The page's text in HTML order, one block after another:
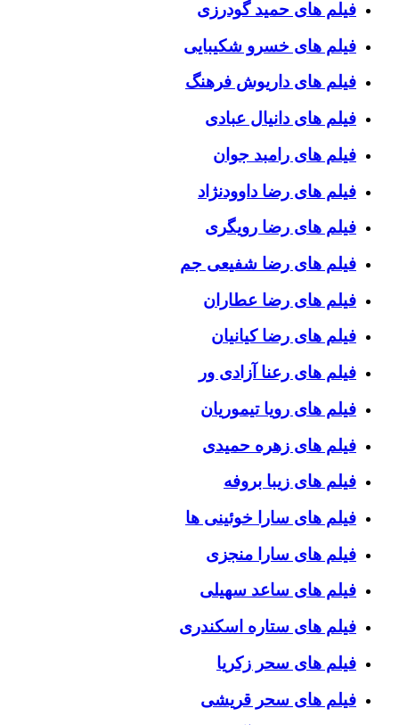
فیلم های حمید گودرزی
فیلم های خسرو شکیبایی
فیلم های داریوش فرهنگ
فیلم های دانیال عبادی
فیلم های رامبد جوان
فیلم های رضا داوودنژاد
فیلم های رضا رویگری
فیلم های رضا شفیعی جم
فیلم های رضا عطاران
فیلم های رضا کیانیان
فیلم های رعنا آزادی ور
فیلم های رویا تیموریان
فیلم های زهره حمیدی
فیلم های زیبا بروفه
فیلم های سارا خوئینی ها
فیلم های سارا منجزی
فیلم های ساعد سهیلی
فیلم های ستاره اسکندری
فیلم های سحر زکریا
فیلم های سحر قریشی